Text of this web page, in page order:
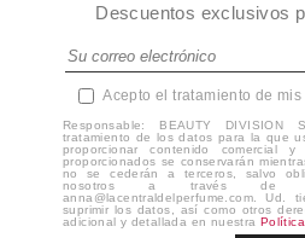
Descuentos exclusivos
Acepto el tratamiento de
Responsable: BEAUTY
tratamiento de los datos para la que
proporcionar contenido comercial
proporcionados se conservarán
no se cederán a terceros, salvo
nosotros a través de
anna@lacentraldelperfume.com.
suprimir los datos, así como otros
adicional y detallada en nuestra